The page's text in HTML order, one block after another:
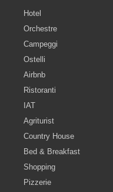
Hotel
Orchestre
Campeggi
Ostelli
Airbnb
Ristoranti
IAT
Agriturist
Country House
Bed & Breakfast
Shopping
Pizzerie